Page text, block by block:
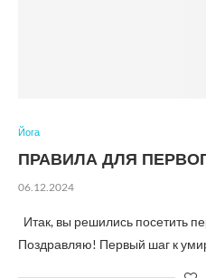
Йога
ПРАВИЛА ДЛЯ
06.12.2024
Итак, вы решились посетить
Поздравляю! Первый шаг к